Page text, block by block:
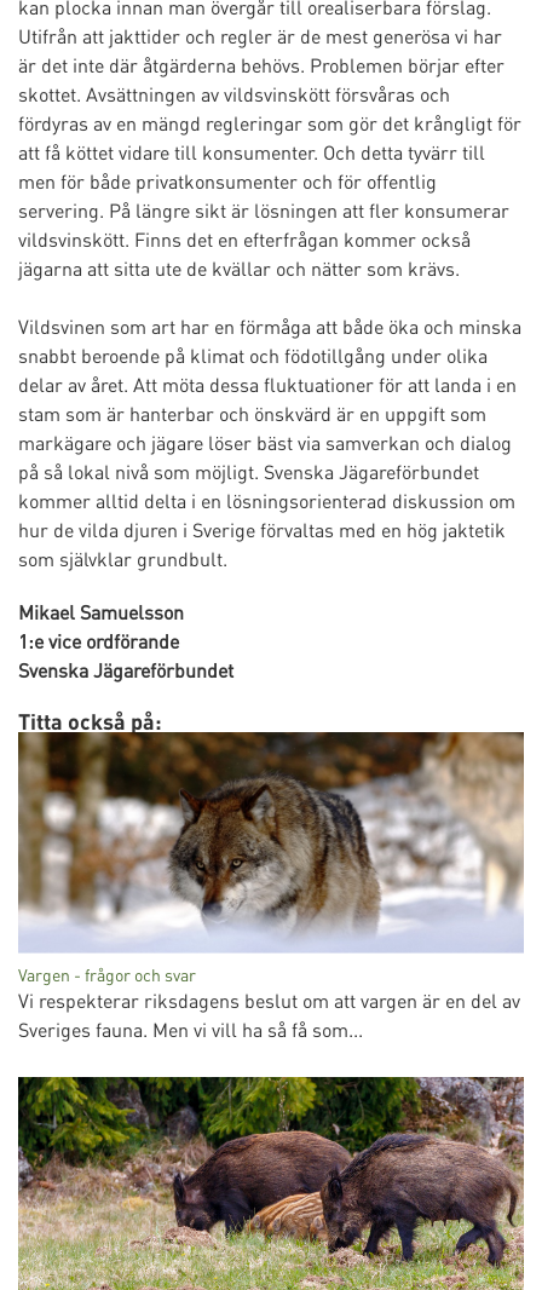
kan plocka innan man övergår till orealiserbara förslag.
Utifrån att jakttider och regler är de mest generösa vi har
är det inte där åtgärderna behövs. Problemen börjar efter
skottet. Avsättningen av vildsvinskött försvåras och
fördyras av en mängd regleringar som gör det krångligt för
att få köttet vidare till konsumenter. Och detta tyvärr till
men för både privatkonsumenter och för offentlig
servering. På längre sikt är lösningen att fler konsumerar
vildsvinskött. Finns det en efterfrågan kommer också
jägarna att sitta ute de kvällar och nätter som krävs.
Vildsvinen som art har en förmåga att både öka och minska
snabbt beroende på klimat och födotillgång under olika
delar av året. Att möta dessa fluktuationer för att landa i en
stam som är hanterbar och önskvärd är en uppgift som
markägare och jägare löser bäst via samverkan och dialog
på så lokal nivå som möjligt. Svenska Jägareförbundet
kommer alltid delta i en lösningsorienterad diskussion om
hur de vilda djuren i Sverige förvaltas med en hög jaktetik
som självklar grundbult.
Mikael Samuelsson
1:e vice ordförande
Svenska Jägareförbundet
Titta också på:
Vargen - frågor och svar
Vi respekterar riksdagens beslut om att vargen är en del av
Sveriges fauna. Men vi vill ha så få som...